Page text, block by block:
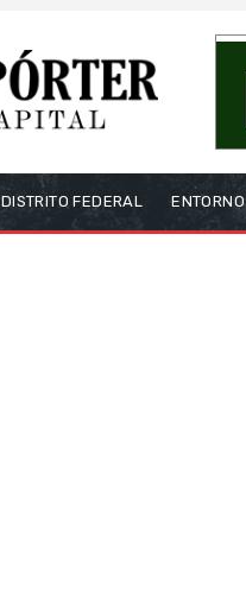
DISTRITO FEDERAL ENTORNO